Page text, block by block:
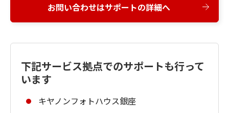
お問い合わせはサポートの詳細へ
下記サービス拠点でのサポートも行って
います
キヤノンフォトハウス銀座